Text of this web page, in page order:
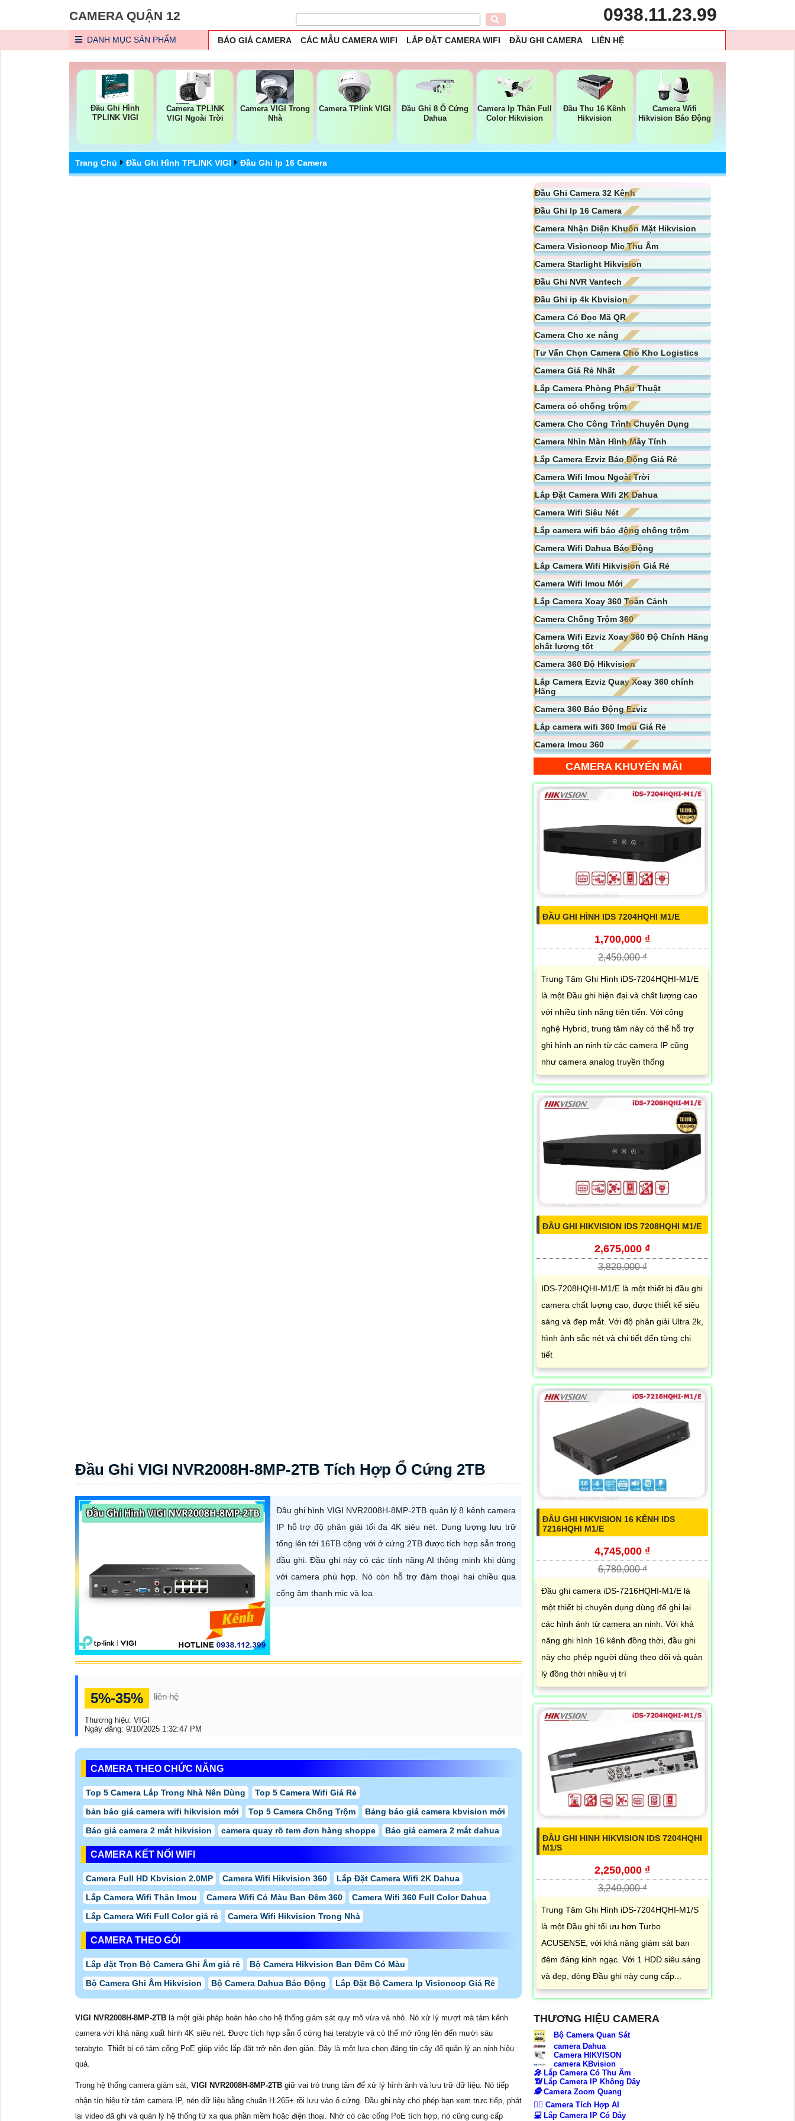
CAMERA QUẬN 12 0938.11.23.99
DANH MỤC SẢN PHẨM BÁO GIÁ CAMERA CÁC MẪU CAMERA WIFI LẮP ĐẶT CAMERA WIFI ĐẦU GHI CAMERA LIÊN HỆ
Đầu Ghi Hình
TPLINK VIGI
Camera TPLINK
VIGI Ngoài Trời
Camera VIGI Trong
Nhà
Camera TPlink VIGI
Đầu Ghi 8 Ổ Cứng
Dahua
Camera Ip Thân Full
Color Hikvision
Đầu Thu 16 Kênh
Hikvision
Camera Wifi
Hikvision Báo Động
Trang Chủ Đầu Ghi Hình TPLINK VIGI Đầu Ghi Ip 16 Camera
Đầu Ghi VIGI NVR2008H-8MP-2TB Tích Hợp Ổ Cứng 2TB
Đầu ghi hình VIGI NVR2008H-8MP-2TB quản lý 8 kênh camera
IP hỗ trợ độ phân giải tối đa 4K siêu nét. Dung lượng lưu trữ
tổng lên tới 16TB cộng với ở cứng 2TB được tích hợp sẳn trong
đầu ghi. Đầu ghi này có các tính năng AI thông minh khi dùng
với camera phù hợp. Nó còn hỗ trợ đàm thoại hai chiều qua
cổng âm thanh mic và loa
5%-35% liên hệ
Thương hiệu: VIGI
Ngày đăng: 9/10/2025 1:32:47 PM
CAMERA THEO CHỨC NĂNG
Top 5 Camera Lắp Trong Nhà Nên Dùng
Top 5 Camera Wifi Giá Rẻ
bản báo giá camera wifi hikvision mới
Top 5 Camera Chống Trộm
Bảng báo giá camera kbvision mới
Báo giá camera 2 mắt hikvision
camera quay rõ tem đơn hàng shoppe Báo giá camera 2 mắt dahua
CAMERA KẾT NỐI WIFI
Camera Full HD Kbvision 2.0MP Camera Wifi Hikvision 360
Lắp Đặt Camera Wifi 2K Dahua
Lắp Camera Wifi Thân Imou
Camera Wifi Có Màu Ban Đêm 360
Camera Wifi 360 Full Color Dahua
Lắp Camera Wifi Full Color giá rẻ
Camera Wifi Hikvision Trong Nhà
CAMERA THEO GÓI
Lắp đặt Trọn Bộ Camera Ghi Âm giá rẻ
Bộ Camera Hikvision Ban Đêm Có Màu
Bộ Camera Ghi Âm Hikvision
Bộ Camera Dahua Báo Động Lắp Đặt Bộ Camera Ip Visioncop Giá Rẻ
VIGI NVR2008H-8MP-2TB là một giải pháp hoàn hảo cho hệ thống giám sát quy mô vừa và nhỏ. Nó xử lý mượt mà tám kênh
camera với khả năng xuất hình 4K siêu nét. Được tích hợp sẵn ổ cứng hai terabyte và có thể mở rộng lên đến mười sáu
terabyte. Thiết bị có tám cổng PoE giúp việc lắp đặt trở nên đơn giản. Đây là một lựa chọn đáng tin cậy để quản lý an ninh hiệu
quả.
Trong hệ thống camera giám sát, VIGI NVR2008H-8MP-2TB giữ vai trò trung tâm để xử lý hình ảnh và lưu trữ dữ liệu. Nó tiếp
nhận tín hiệu từ tám camera IP, nén dữ liệu bằng chuẩn H.265+ rồi lưu vào ổ cứng. Đầu ghi này cho phép bạn xem trực tiếp, phát
lại video đã ghi và quản lý hệ thống từ xa qua phần mềm hoặc điện thoại. Nhờ có các cổng PoE tích hợp, nó cũng cung cấp
Đầu Ghi Camera 32 Kênh
Đầu Ghi Ip 16 Camera
Camera Nhận Diện Khuôn Mặt Hikvision
Camera Visioncop Mic Thu Âm
Camera Starlight Hikvision
Đầu Ghi NVR Vantech
Đầu Ghi ip 4k Kbvision
Camera Có Đọc Mã QR
Camera Cho xe nâng
Tư Vấn Chọn Camera Cho Kho Logistics
Camera Giá Rẻ Nhất
Lắp Camera Phòng Phẩu Thuật
Camera có chống trộm
Camera Cho Công Trình Chuyên Dụng
Camera Nhìn Màn Hình Máy Tính
Lắp Camera Ezviz Báo Động Giá Rẻ
Camera Wifi Imou Ngoài Trời
Lắp Đặt Camera Wifi 2K Dahua
Camera Wifi Siêu Nét
Lắp camera wifi báo động chống trộm
Camera Wifi Dahua Báo Động
Lắp Camera Wifi Hikvision Giá Rẻ
Camera Wifi Imou Mới
Lắp Camera Xoay 360 Toàn Cảnh
Camera Chống Trộm 360
Camera Wifi Ezviz Xoay 360 Độ Chính Hãng
chất lượng tốt
Camera 360 Độ Hikvision
Lắp Camera Ezviz Quay Xoay 360 chính
Hãng
Camera 360 Báo Động Ezviz
Lắp camera wifi 360 Imou Giá Rẻ
Camera Imou 360
CAMERA KHUYẾN MÃI
ĐẦU GHI HÌNH IDS 7204HQHI M1/E
1,700,000 ₫
2,450,000 ₫
Trung Tâm Ghi Hình iDS-7204HQHI-M1/E
là một Đầu ghi hiện đại và chất lượng cao
với nhiều tính năng tiên tiến. Với công
nghệ Hybrid, trung tâm này có thể hỗ trợ
ghi hình an ninh từ các camera IP cũng
như camera analog truyền thống
ĐẦU GHI HIKVISION IDS 7208HQHI M1/E
2,675,000 ₫
3,820,000 ₫
IDS-7208HQHI-M1/E là một thiết bị đầu ghi
camera chất lượng cao, được thiết kế siêu
sáng và đẹp mắt. Với độ phân giải Ultra 2k,
hình ảnh sắc nét và chi tiết đến từng chi
tiết
ĐẦU GHI HIKVISION 16 KÊNH IDS
7216HQHI M1/E
4,745,000 ₫
6,780,000 ₫
Đầu ghi camera iDS-7216HQHI-M1/E là
một thiết bị chuyên dụng dùng để ghi lại
các hình ảnh từ camera an ninh. Với khả
năng ghi hình 16 kênh đồng thời, đầu ghi
này cho phép người dùng theo dõi và quản
lý đồng thời nhiều vị trí
ĐẦU GHI HINH HIKVISION IDS 7204HQHI
M1/S
2,250,000 ₫
3,240,000 ₫
Trung Tâm Ghi Hình iDS-7204HQHI-M1/S
là một Đầu ghi tối ưu hơn Turbo
ACUSENSE, với khả năng giám sát ban
đêm đáng kinh ngạc. Với 1 HDD siêu sáng
và đẹp, dòng Đầu ghi này cung cấp...
THƯƠNG HIỆU CAMERA
Bộ Camera Quan Sát
camera Dahua
Camera HIKVISON
camera KBvision
️🎤️ Lắp Camera Có Thu Âm
📶 Lắp Camera IP Không Dây
🕵️Camera Zoom Quang
🧛‍♀️ Camera Tích Hợp AI
💻Lắp Camera IP Có Dây